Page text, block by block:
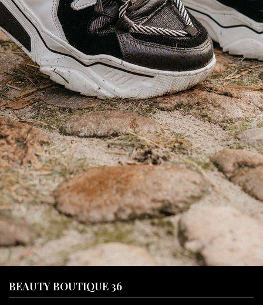
BEAUTY BOUTIQUE 36